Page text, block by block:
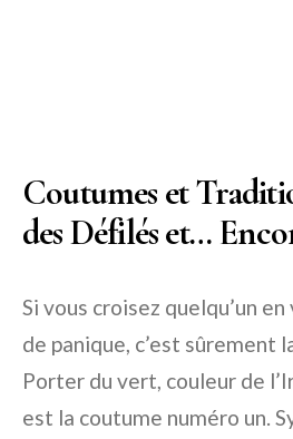
Coutumes et
des Défilés et…
Si vous croisez quelqu’un
de panique, c’est sûrement
Porter du vert, couleur de
est la coutume numéro un.